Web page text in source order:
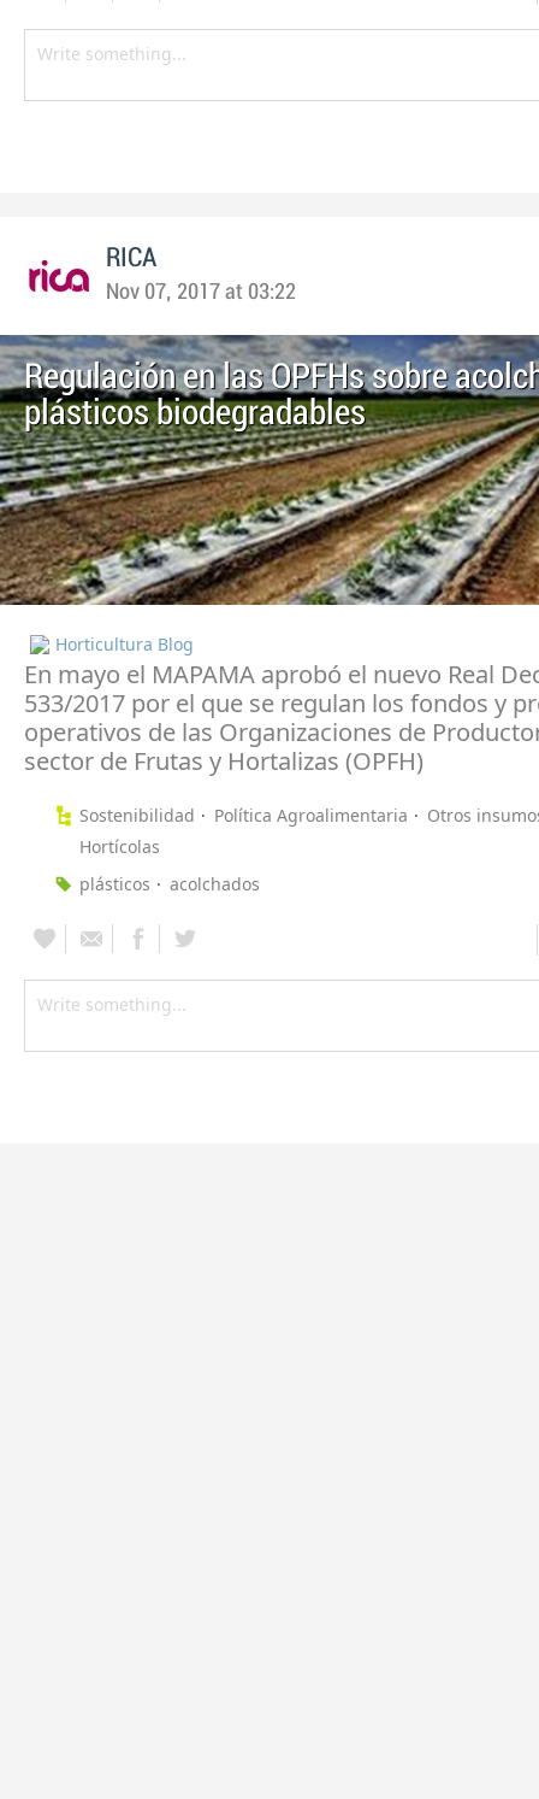
RICA
Nov 07, 2017 at 03:22
Regulación en las OPFHs sobre
plásticos biodegradables
Horticultura Blog
En mayo el MAPAMA aprobó el nuevo Real
533/2017 por el que se regulan los fondos y
operativos de las Organizaciones de
sector de Frutas y Hortalizas (OPFH)
Sostenibilidad Política Agroalimentaria
Otros
Hortícolas
plásticos
acolchados